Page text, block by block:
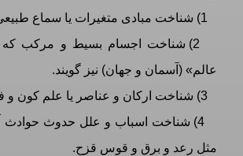
2) شناخت اجسام بسیط و مرکب که
عالم» (آسمان و جهان) نیز گویند.
4) شناخت اسباب و علل حدوث حوادث
مثل رعد و برق و قوس قزح.